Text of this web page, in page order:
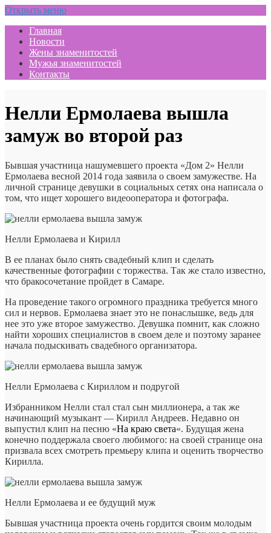
Открыть меню
Главная
Новости
Жены знаменитостей
Мужья знаменитостей
Контакты
Нелли Ермолаева вышла
замуж во второй раз
Бывшая участница нашумевшего проекта «Дом 2» Нелли
Ермолаева весной 2014 года заявила о своем замужестве. На
личной странице девушки в социальных сетях она написала о
том, что ищет хорошего видеооператора и фотографа.
Нелли Ермолаева и Кирилл
В ее планах было снять свадебный клип и сделать
качественные фотографии с торжества. Так же стало известно,
что бракосочетание пройдет в Самаре.
На проведение такого огромного праздника требуется много
сил и нервов. Ермолаева знает это не понаслышке, ведь для
нее это уже второе замужество. Девушка помнит, как сложно
найти хороших специалистов в своем деле и поэтому заранее
начала подыскивать свадебного организатора.
Нелли Ермолаева с Кириллом и подругой
Избранником Нелли стал стал сын миллионера, а так же
начинающий музыкант — Кирилл Андреев. Недавно он
выпустил клип на песню «На краю света«. Будущая жена
конечно поддержала своего любимого: на своей странице она
призвала всех смотреть премьеру клипа и оценить творчество
Кирилла.
Нелли Ермолаева и ее будущий муж
Бывшая участница проекта очень гордится своим молодым